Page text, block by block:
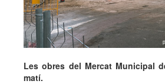
Les obres del Mercat Municipal
matí.